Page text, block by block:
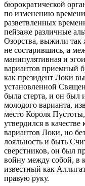
бюрократической
по изменению
разветвленных
пейзаже различные
Озорства, выжили так
не состарившись, а
манипулятивная и
вариантов приемный
как президент Локи
установленной
была стерта, и он был
молодого варианта,
место Короля
утвердился в
вариантов Локи, но
лояльность и быть
сверстников, он был
войну между собой, в
известный как
правую руку.